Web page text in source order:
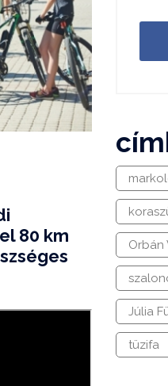
80 km
Orbán
Júlia
tüzifa